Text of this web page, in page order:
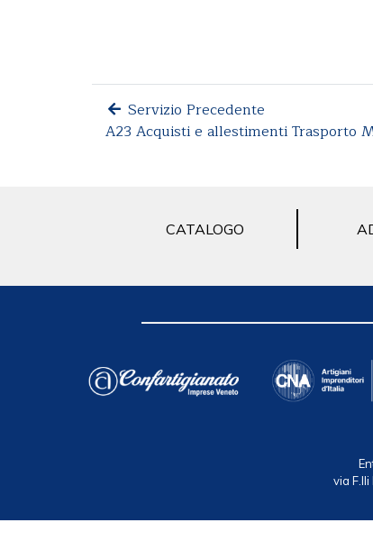
Servizio Precedente
A23 Acquisti e allestimenti Trasporto
CATALOGO
via